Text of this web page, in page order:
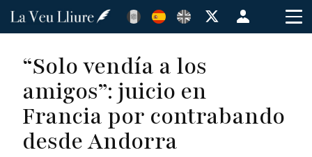
Pasar
principal
Menú
de
“Solo vendía a los
amigos”: juicio en
Francia por contrabando
desde Andorra